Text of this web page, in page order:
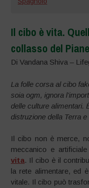
Il cibo è vita.
collasso del
Di Vandana Shiva –
La folle corsa al cibo
soia ogm, ignora
delle culture alimentari.
distruzione della Terra
Il cibo non è merce,
meccanico e
vita. Il cibo è il
la rete alimentare, ed
vitale. Il cibo può